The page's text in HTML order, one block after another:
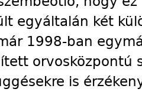
egyáltalán két
1998-ban
orvosközpontú
is